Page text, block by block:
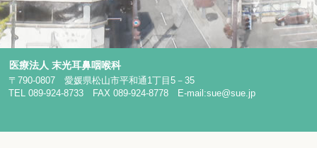
医療法人 末光耳鼻咽喉科
〒790-0807 愛媛県松山市平和通1丁目5－35
TEL 089-924-8733 FAX 089-924-8778
E-mail:sue@sue.jp